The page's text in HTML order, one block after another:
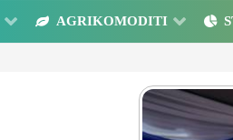
AGRIKOMODITI